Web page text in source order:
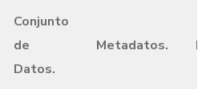
Conjunto
de
Datos.
Metadatos.